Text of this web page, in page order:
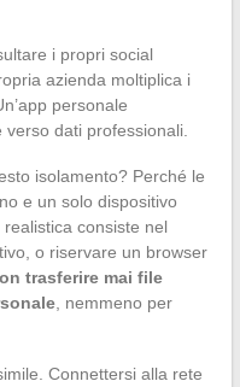
i propri social
azienda moltiplica i
personale
dati professionali.
isolamento? Perché le
e un solo dispositivo
consiste nel
o riservare un browser
trasferire mai file
, nemmeno per
Connettersi alla rete